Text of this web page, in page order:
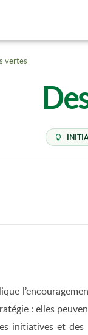
vertes
: elles
initiatives et